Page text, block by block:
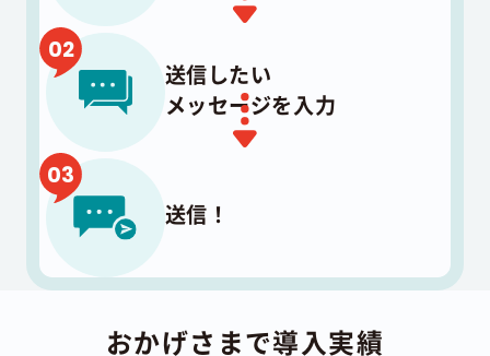
送信したい
メッセージを入力
送信！
おかげさまで導入実績